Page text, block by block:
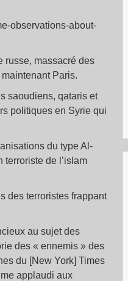
observations-about-
russe, massacré des
Paris.
saoudiens, qataris et
politiques en Syrie qui
du type Al-
terroriste de l’islam
des terroristes frappant
au sujet des
des « ennemis » des
du [New York] Times
applaudi aux